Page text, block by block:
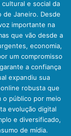
e social da
de Janeiro. Desde
importante na
que vão desde a
economia,
um compromisso
a confiança
expandiu sua
robusta que
o público por meio
evolução digital
e diversificado,
de mídia.